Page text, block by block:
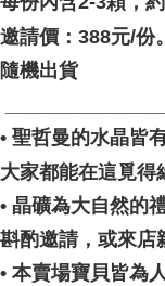
邀請價：388元/份。
隨機出貨
• 聖哲曼的水晶皆
大家都能在這覓得
• 晶礦為大自然的
斟酌邀請，或來店
• 本賣場寶貝皆為